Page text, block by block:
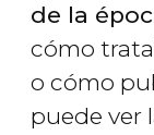
de la
cómo
o cómo
puede ver